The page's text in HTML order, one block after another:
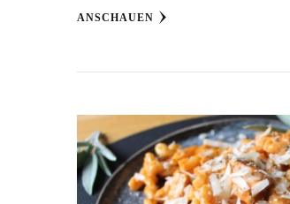
ANSCHAUEN